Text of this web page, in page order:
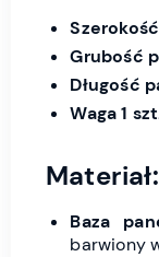
Grubość
Długość
Waga 1
Materiał:
Baza
barwiony